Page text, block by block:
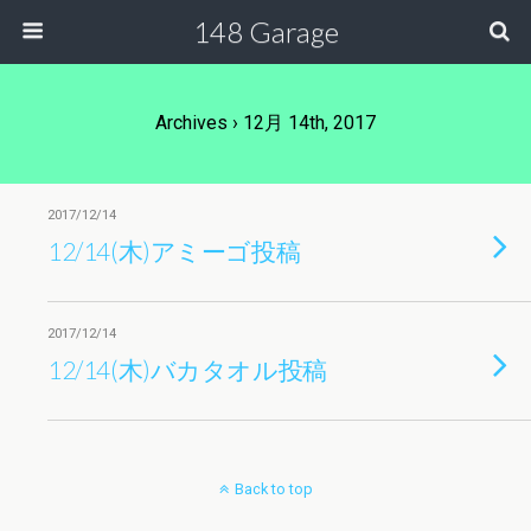
148 Garage
Archives › 12月 14th, 2017
2017/12/14
12/14(木)アミーゴ投稿
2017/12/14
12/14(木)バカタオル投稿
Back to top